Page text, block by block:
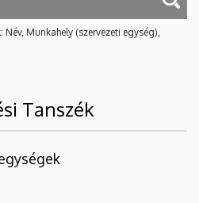
Munkahely (szervezeti egység),
Tanszék